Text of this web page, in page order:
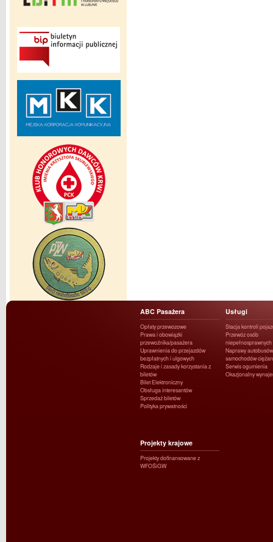
ABC Pasażera
Opłaty przewozowe
Prawa i obowiązki
przewoźnika/pasażera
Uprawnienia do przejazdów
bezpłatnych i ulgowych
Rodzaje i zasady korzystania z
biletów
Bilet Elektroniczny
Obsługa interesantów
Sprzedaż biletów
Polityka prywatności
Usługi
Stacja kontroli
Przewóz osób
niepełnosprawnych
Naprawy
samochodów
Serwis ogumienia
Okazjonalny
Projekty krajowe
Projekty dofinansowane z
WFOŚiGW